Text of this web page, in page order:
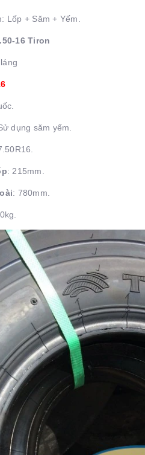
Lốp + Săm + Yếm.
16 Tiron
dụng săm yếm.
: 215mm.
: 780mm.